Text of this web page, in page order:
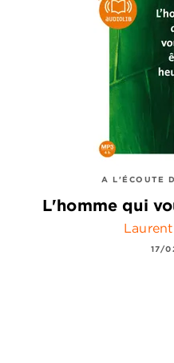
A L'ÉCOUTE
L'homme qui
17/